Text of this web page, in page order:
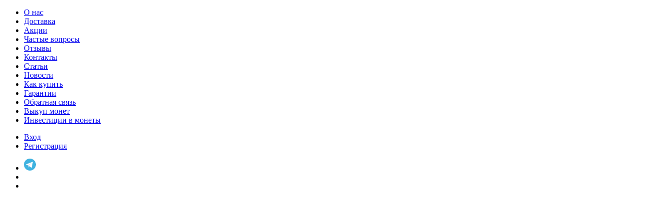
О нас
Доставка
Акции
Частые вопросы
Отзывы
Контакты
Статьи
Новости
Как купить
Гарантии
Обратная связь
Выкуп монет
Инвестиции в монеты
Вход
Регистрация